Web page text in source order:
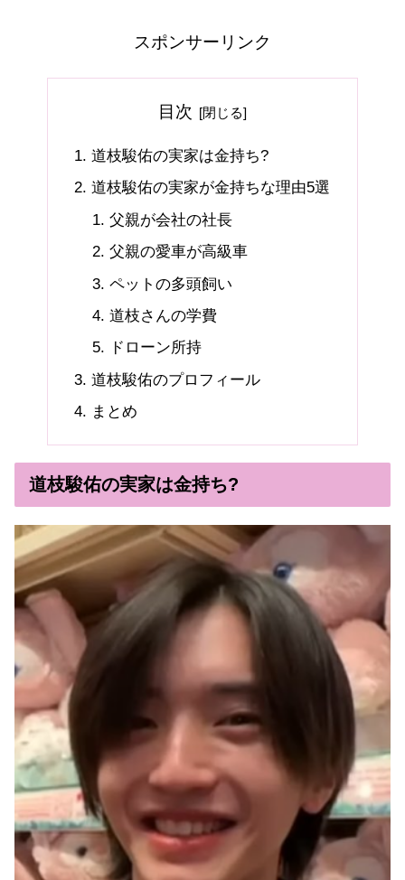
スポンサーリンク
目次
道枝駿佑の実家は金持ち?
道枝駿佑の実家が金持ちな理由5選
父親が会社の社長
父親の愛車が高級車
ペットの多頭飼い
道枝さんの学費
ドローン所持
道枝駿佑のプロフィール
まとめ
道枝駿佑の実家は金持ち?